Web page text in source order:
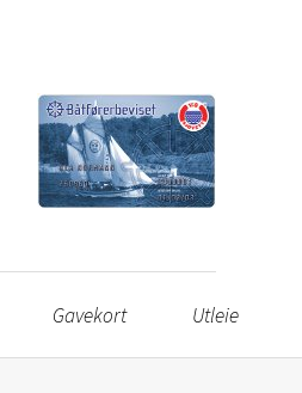
Gavekort Utleie